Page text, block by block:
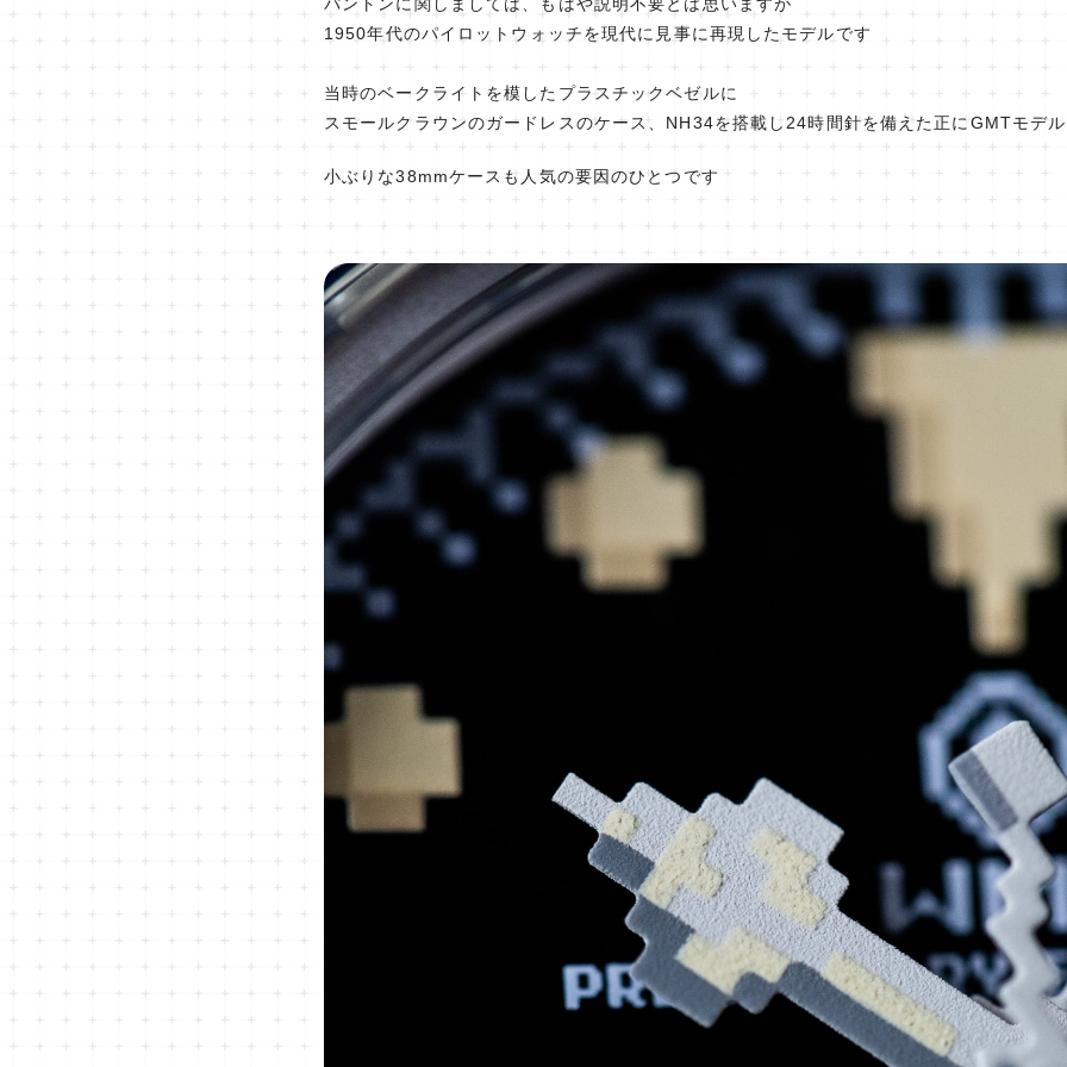
パントンに関しましては、もはや説明不要とは思いますが
1950年代のパイロットウォッチを現代に見事に再現したモデルです
当時のベークライトを模したプラスチックベゼルに
スモールクラウンのガードレスのケース、NH34を搭載し24時間針を備えた正にGMTモデ
小ぶりな38mmケースも人気の要因のひとつです